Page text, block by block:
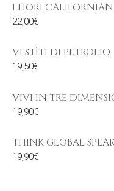
I FIORI
22,00€
VESTÌTI DI PETROLIO
19,50€
VIVI IN TRE
19,90€
THINK GLOBAL
19,90€